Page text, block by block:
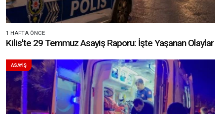
1 HAFTA ÖNCE
Kilis'te 29 Temmuz Asayiş Raporu: İşte Yaşanan Olaylar
ASAYİŞ